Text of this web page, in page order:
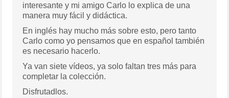
interesante y mi amigo Carlo lo explica de una
manera muy fácil y didáctica.
En inglés hay mucho más sobre esto, pero tanto
Carlo como yo pensamos que en español también
es necesario hacerlo.
Ya van siete vídeos, ya solo faltan tres más para
completar la colección.
Disfrutadlos.